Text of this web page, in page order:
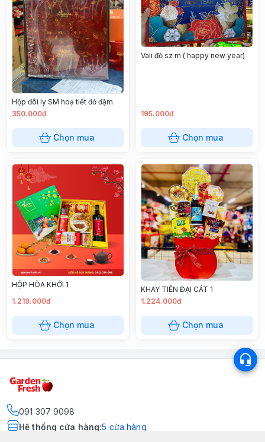
Hộp đôi ly SM hoạ tiết đỏ đậm
350.000đ
Chọn mua
Vali đỏ sz m ( happy new year)
195.000đ
Chọn mua
HỘP HÒA KHỞI 1
1.219.000đ
Chọn mua
KHAY TIỀN ĐẠI CÁT 1
1.224.000đ
Chọn mua
091 307 9098
Hệ thống cửa hàng:5 cửa hàng